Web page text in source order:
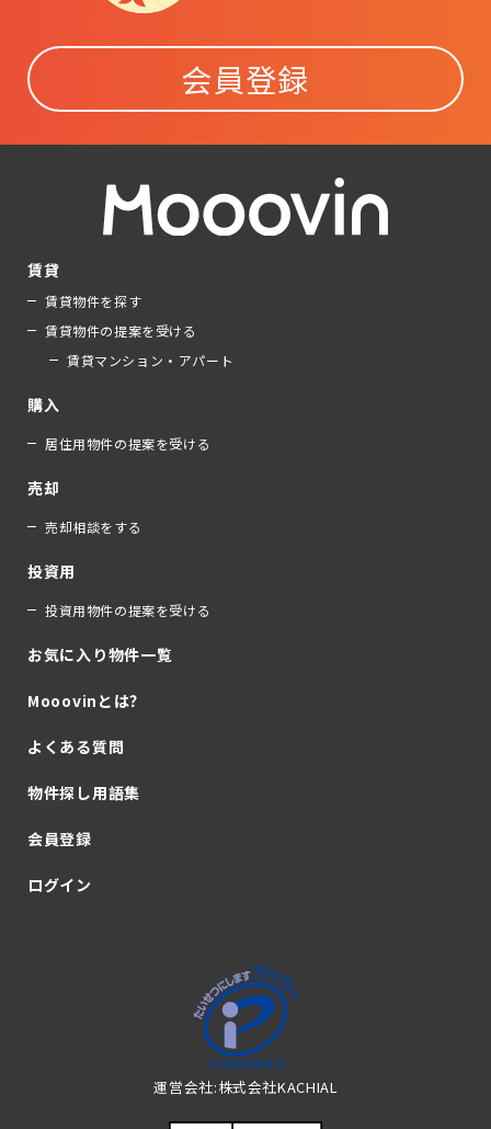
会員登録
賃貸
賃貸物件を探す
賃貸物件の提案を受ける
賃貸マンション・アパート
購入
居住用物件の提案を受ける
売却
売却相談をする
投資用
投資用物件の提案を受ける
お気に入り物件一覧
Mooovinとは？
よくある質問
物件探し用語集
会員登録
ログイン
運営会社:株式会社KACHIAL